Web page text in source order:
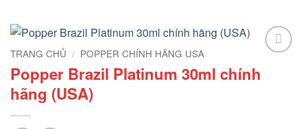
wishlist
TRANG CHỦ / POPPER CHÍNH HÃNG USA
Popper Brazil Platinum 30ml chính
hãng (USA)